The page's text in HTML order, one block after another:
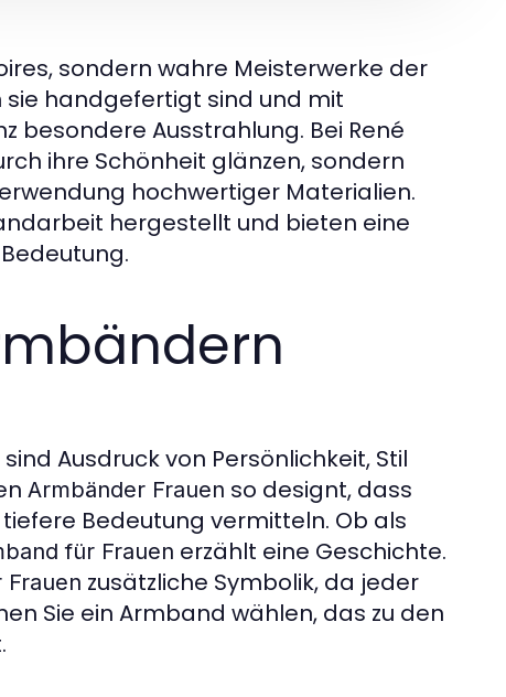
sondern wahre Meisterwerke der
sie handgefertigt sind und mit
besondere Ausstrahlung. Bei René
ihre Schönheit glänzen, sondern
hochwertiger Materialien.
hergestellt und bieten eine
Ausdruck von Persönlichkeit, Stil
Armbänder Frauen so designt, dass
Bedeutung vermitteln. Ob als
für Frauen erzählt eine Geschichte.
Frauen zusätzliche Symbolik, da jeder
Sie ein Armband wählen, das zu den